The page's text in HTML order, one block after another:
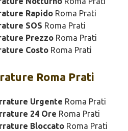
Rapido Roma Prati
SOS Roma Prati
Prezzo Roma Prati
Costo Roma Prati
Roma Prati
Urgente Roma Prati
24 Ore Roma Prati
Bloccato Roma Prati